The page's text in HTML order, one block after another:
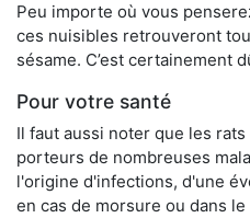
Peu importe où vous
ces nuisibles retrouveront
sésame. C’est certainement
Pour votre santé
Il faut aussi noter que les
porteurs de nombreuses
l'origine d'infections, d'une
en cas de morsure ou dans